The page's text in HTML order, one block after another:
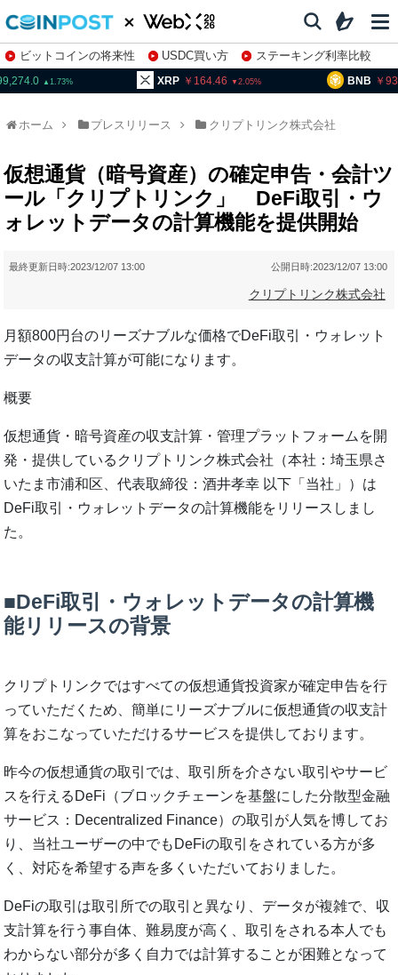
ビットコインの将来性 USDC買い方
ステーキング利率比較
株特集・関連銘柄
1.73 XRP 164.46 2.05 BNB
ホーム プレスリリース クリプトリンク株式会社
仮想通貨（暗号資産）の確定申告・会計ツ
ール「クリプトリンク」 DeFi取引・ウ
ォレットデータの計算機能を提供開始
公開日時:2023/12/07 13:00
最終更新日時:2023/12/07 13:00
クリプトリンク株式会社
⽉額800円台のリーズナブルな価格でDeFi取引・ウォレット
データの収⽀計算が可能になります。
概要
仮想通貨・暗号資産の収⽀計算・管理プラットフォームを開
発・提供しているクリプトリンク株式会社（本社：埼⽟県さ
いたま市浦和区、代表取締役：酒井孝幸 以下「当社」）は
DeFi取引・ウォレットデータの計算機能をリリースしまし
た。
■DeFi取引・ウォレットデータの計算機
能リリースの背景
クリプトリンクではすべての仮想通貨投資家が確定申告を⾏
っていただくため、簡単にリーズナブルに仮想通貨の収⽀計
算をおこなっていただけるサービスを提供しております。
昨今の仮想通貨の取引では、取引所を介さない取引やサービ
スを⾏えるDeFi（ブロックチェーンを基盤にした分散型⾦融
サービス：Decentralized Finance）の取引が⼈気を博してお
り、当社ユーザーの中でもDeFiの取引をされている⽅が多
く、対応を希望する声を多くいただいておりました。
DeFiの取引は取引所での取引と異なり、データが複雑で、収
⽀計算を⾏う事⾃体、難易度が⾼く、取引をされる本⼈でも
わからない部分が多く⾃⼒では計算することが困難となって